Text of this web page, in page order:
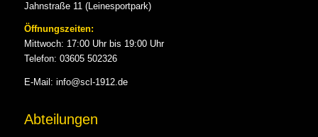
Jahnstraße 11 (Leinesportpark)
Öffnungszeiten:
Mittwoch: 17:00 Uhr bis 19:00 Uhr
Telefon: 03605 502326
E-Mail: info@scl-1912.de
Abteilungen